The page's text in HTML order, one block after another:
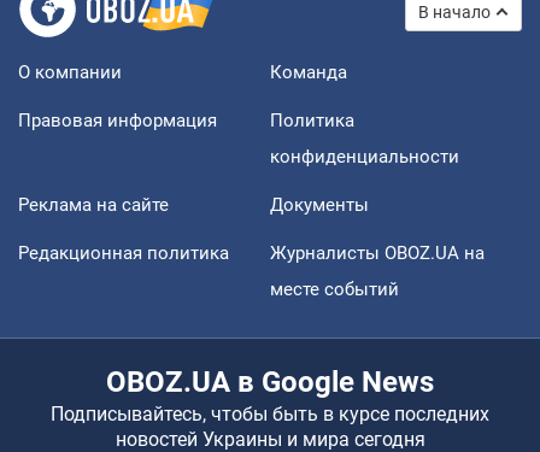
В начало
О компании Команда
Правовая информация
Политика
конфиденциальности
Реклама на сайте Документы
Редакционная политика
Журналисты OBOZ.UA на
месте событий
OBOZ.UA в Google News
Подписывайтесь, чтобы быть в курсе последних
новостей Украины и мира сегодня